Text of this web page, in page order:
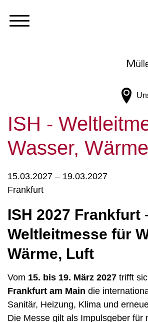
ISH -
Wasser,
15.03.2027 – 19.03.2027
Frankfurt
ISH 2027 Frankfurt
Weltleitmesse für
Wärme, Luft
Vom 15. bis 19. März 2027 trifft
Frankfurt am Main die
Sanitär, Heizung, Klima und
Die Messe gilt als Impulsgeber für